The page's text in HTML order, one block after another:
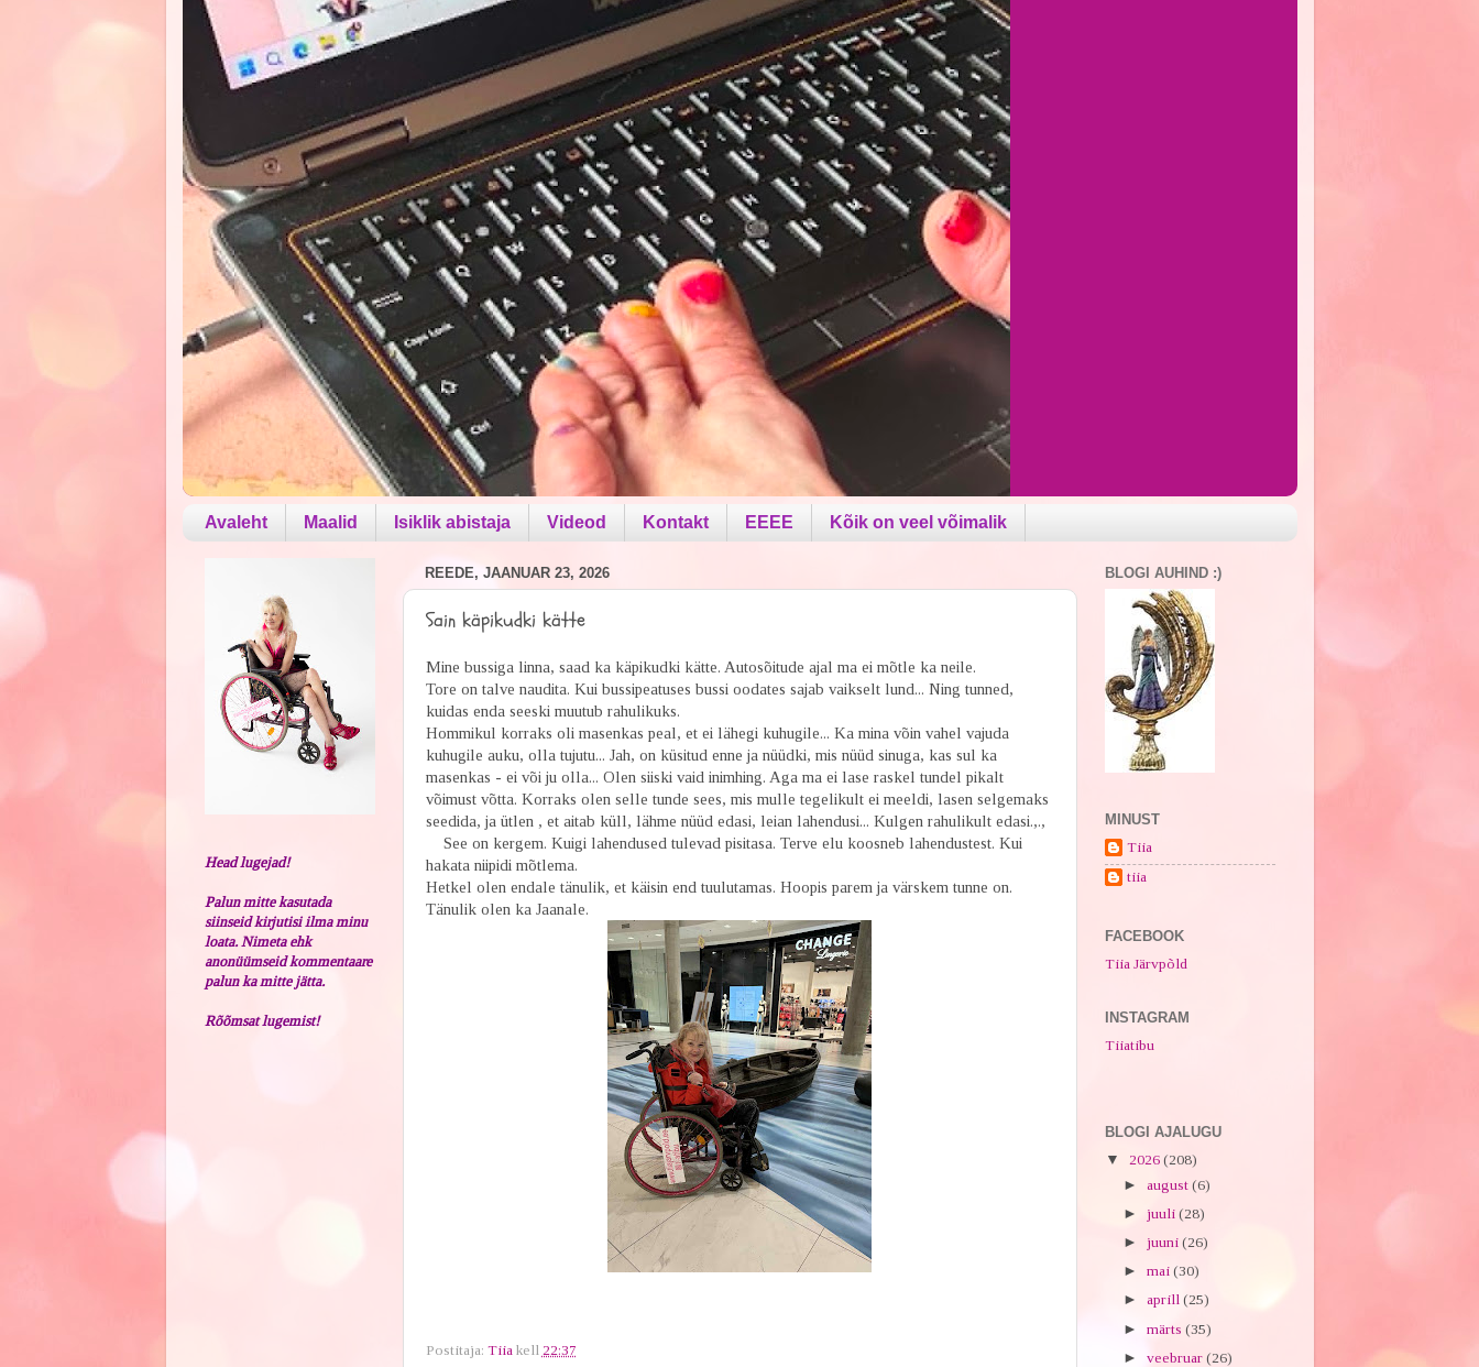
Avaleht Maalid Isiklik abistaja Videod Kontakt EEEE Kõik on veel võimalik
REEDE, JAANUAR 23, 2026
Sain käpikudki kätte
Mine bussiga linna, saad ka käpikudki kätte. Autosõitude ajal ma ei mõtle ka neile.
Tore on talve naudita. Kui bussipeatuses bussi oodates sajab vaikselt lund... Ning tunned,
kuidas enda seeski muutub rahulikuks.
Hommikul korraks oli masenkas peal, et ei lähegi kuhugile... Ka mina võin vahel vajuda
kuhugile auku, olla tujutu... Jah, on küsitud enne ja nüüdki, mis nüüd sinuga, kas sul ka
masenkas - ei või ju olla... Olen siiski vaid inimhing. Aga ma ei lase raskel tundel pikalt
võimust võtta. Korraks olen selle tunde sees, mis mulle tegelikult ei meeldi, lasen selgemaks
seedida, ja ütlen , et aitab küll, lähme nüüd edasi, leian lahendusi... Kulgen rahulikult edasi.,.,
See on kergem. Kuigi lahendused tulevad pisitasa. Terve elu koosneb lahendustest. Kui
hakata niipidi mõtlema.
Hetkel olen endale tänulik, et käisin end tuulutamas. Hoopis parem ja värskem tunne on.
Tänulik olen ka Jaanale.
Postitaja: Tiia kell 22:37
Head lugejad!
Palun mitte kasutada
siinseid kirjutisi ilma minu
loata. Nimeta ehk
anonüümseid kommentaare
palun ka mitte jätta.
Rõõmsat lugemist!
BLOGI AUHIND :)
MINUST
Tiia
tiia
FACEBOOK
Tiia Järvpõld
INSTAGRAM
Tiiatibu
BLOGI AJALUGU
▼ 2026 (208)
► august (6)
► juuli (28)
► juuni (26)
► mai (30)
► aprill (25)
► märts (35)
► veebruar (26)